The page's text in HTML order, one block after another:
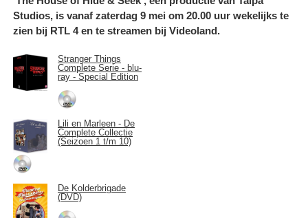
Studios, is vanaf zaterdag 9 mei om 20.00 uur wekelijks te
zien bij RTL 4 en te streamen bij Videoland.
Stranger Things
Complete Serie - blu-
ray - Special Edition
Lili en Marleen - De
Complete Collectie
(Seizoen 1 t/m 10)
De Kolderbrigade
(DVD)